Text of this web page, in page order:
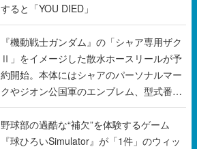
Ⅱ」をイメージした散水ホースリールが予
約開始。本体にはシャアのパーソナルマー
クやジオン公国軍のエンブレム、型式番号
などを配置
野球部の過酷な“補欠”を体験するゲーム
『球ひろいSimulator』が「1件」のウィッ
シュリストをもとにチェコ語に対応しSNS
で話題に。『キングダム・カム』開発元や
チェコのプロ野球選手から称賛の声